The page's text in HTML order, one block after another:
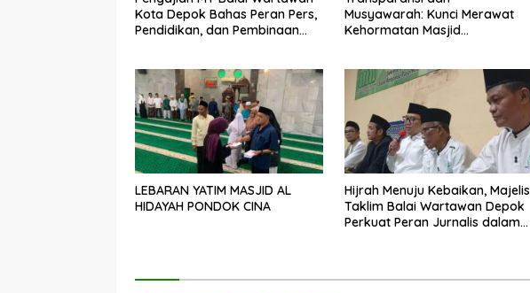
Kota Depok Bahas Peran Pers,
Pendidikan, dan Pembinaan
Musyawarah: Kunci Merawat
Kehormatan Masjid
LEBARAN YATIM MASJID AL
HIDAYAH PONDOK CINA
Hijrah Menuju Kebaikan, Majelis
Taklim Balai Wartawan Depok
Perkuat Peran Jurnalis dalam